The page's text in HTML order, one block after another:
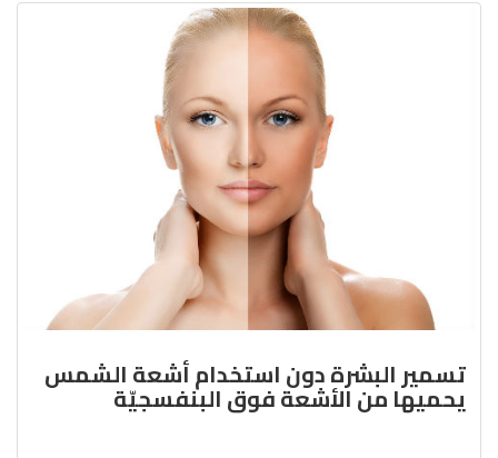
تسمير البشرة دون استخدام أشعة الشمس
يحميها من الأشعة فوق البنفسجيّة